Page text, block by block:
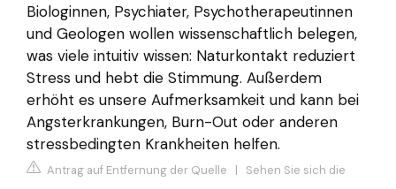
Biologinnen, Psychiater, Psychotherapeutinnen
und Geologen wollen wissenschaftlich belegen,
was viele intuitiv wissen: Naturkontakt reduziert
Stress und hebt die Stimmung. Außerdem
erhöht es unsere Aufmerksamkeit und kann bei
Angsterkrankungen, Burn-Out oder anderen
stressbedingten Krankheiten helfen.
Antrag auf Entfernung der Quelle | Sehen Sie sich die